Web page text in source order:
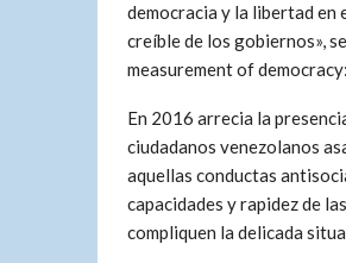
democracia y la libertad en
creíble de los gobiernos»,
measurement of
En 2016 arrecia la
ciudadanos venezolanos
aquellas conductas
capacidades y rapidez de
compliquen la delicada